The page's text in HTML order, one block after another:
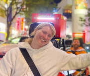
Entreprise
Tokyo Shinagawa
Tokyo Akihabara#2